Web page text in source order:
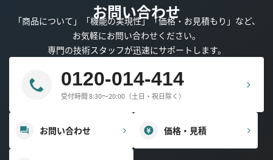
お問い合わせ
「商品について」「機能の実現性」「価格・お見積もり」など、
お気軽にお問い合わせください。
専門の技術スタッフが迅速にサポートします。
0120-014-414
受付時間 8:30～20:00（土日・祝日除く）
お問い合わせ 価格・見積